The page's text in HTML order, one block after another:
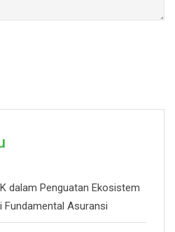
dalam Penguatan Ekosistem
Fundamental Asuransi